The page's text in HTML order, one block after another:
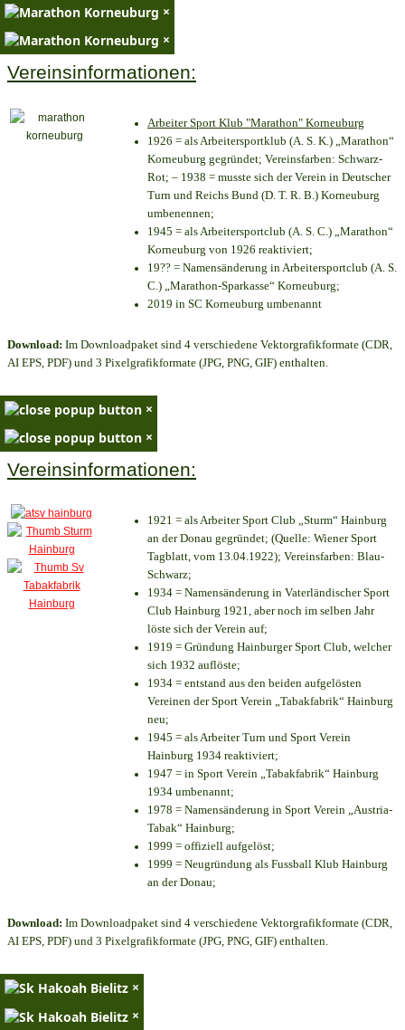
×
×
Vereinsinformationen:
Arbeiter Sport Klub "Marathon" Korneuburg
1926 = als Arbeitersportklub (A. S. K.) „Marathon“
Korneuburg gegründet; Vereinsfarben: Schwarz-
Rot; – 1938 = musste sich der Verein in Deutscher
Turn und Reichs Bund (D. T. R. B.) Korneuburg
umbenennen;
1945 = als Arbeitersportclub (A. S. C.) „Marathon“
Korneuburg von 1926 reaktiviert;
19?? = Namensänderung in Arbeitersportclub (A. S.
C.) „Marathon-Sparkasse“ Korneuburg;
2019 in SC Korneuburg umbenannt
Download: Im Downloadpaket sind 4 verschiedene Vektorgrafikformate (CDR,
AI EPS, PDF) und 3 Pixelgrafikformate (JPG, PNG, GIF) enthalten.
×
×
Vereinsinformationen:
1921 = als Arbeiter Sport Club „Sturm“ Hainburg
an der Donau gegründet; (Quelle: Wiener Sport
Tagblatt, vom 13.04.1922); Vereinsfarben: Blau-
Schwarz;
1934 = Namensänderung in Vaterländischer Sport
Club Hainburg 1921, aber noch im selben Jahr
löste sich der Verein auf;
1919 = Gründung Hainburger Sport Club, welcher
sich 1932 auflöste;
1934 = entstand aus den beiden aufgelösten
Vereinen der Sport Verein „Tabakfabrik“ Hainburg
neu;
1945 = als Arbeiter Turn und Sport Verein
Hainburg 1934 reaktiviert;
1947 = in Sport Verein „Tabakfabrik“ Hainburg
1934 umbenannt;
1978 = Namensänderung in Sport Verein „Austria-
Tabak“ Hainburg;
1999 = offiziell aufgelöst;
1999 = Neugründung als Fussball Klub Hainburg
an der Donau;
Download: Im Downloadpaket sind 4 verschiedene Vektorgrafikformate (CDR,
AI EPS, PDF) und 3 Pixelgrafikformate (JPG, PNG, GIF) enthalten.
×
×